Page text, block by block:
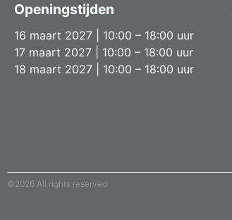
Openingstijden
16 maart 2027 | 10:00 – 18:00 uur
17 maart 2027 | 10:00 – 18:00 uur
18 maart 2027 | 10:00 – 18:00 uur
©2026 All rights reserved